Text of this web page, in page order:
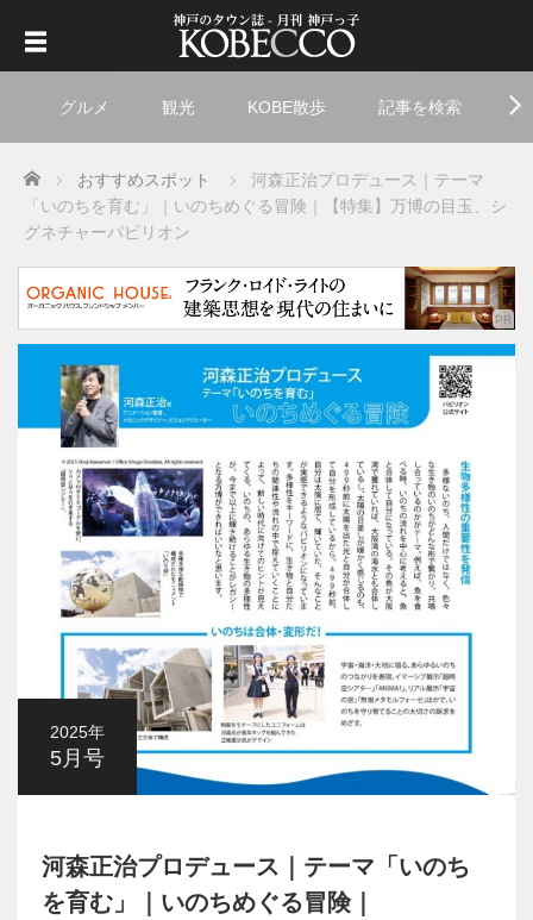
グルメ 観光 KOBE散歩 記事を検索
Home おすすめスポット
河森正治プロデュース｜テーマ
「いのちを育む」｜いのちめぐる冒険｜
【特集】万博の目玉、シ
グネチャーパビリオン
2025年
5月号
河森正治プロデュース｜テーマ「いのち
を育む」｜いのちめぐる冒険｜